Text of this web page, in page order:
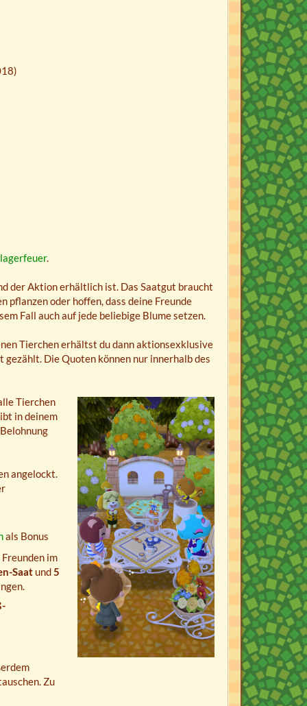
.
der Aktion erhältlich ist. Das Saatgut braucht
pflanzen oder hoffen, dass deine Freunde
Fall auch auf jede beliebige Blume setzen.
Tierchen erhältst du dann aktionsexklusive
Die Quoten können nur innerhalb des
Tierchen
in deinem
angelockt.
als Bonus
im
Saatund5
Zu